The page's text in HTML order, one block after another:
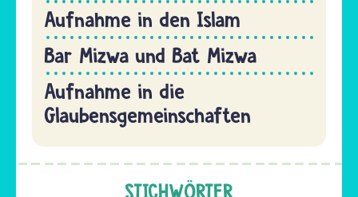
Aufnahme in den Islam
Bar Mizwa und Bat Mizwa
Aufnahme in die
Glaubensgemeinschaften
STICHWÖRTER